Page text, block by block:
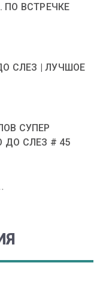
ВСТРЕЧКЕ
СЛЕЗ | ЛУЧШОЕ
СУПЕР
СЛЕЗ # 45